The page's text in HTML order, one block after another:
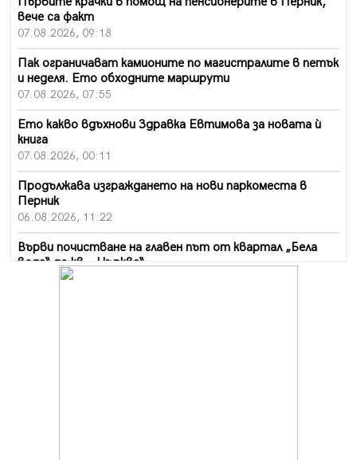
вече са факт
07.08.2026, 09:18
Пак ограничават камионите по магистралите в петък
и неделя. Ето обходните маршрути
07.08.2026, 07:55
Ето какво вдъхнови Здравка Евтимова за новата ѝ
книга
07.08.2026, 00:11
Продължава изграждането на нови паркоместа в
Перник
06.08.2026, 11:22
Върви почистване на главен път от квартал „Бела
вода“ до кв. „Църква“
06.08.2026, 10:57